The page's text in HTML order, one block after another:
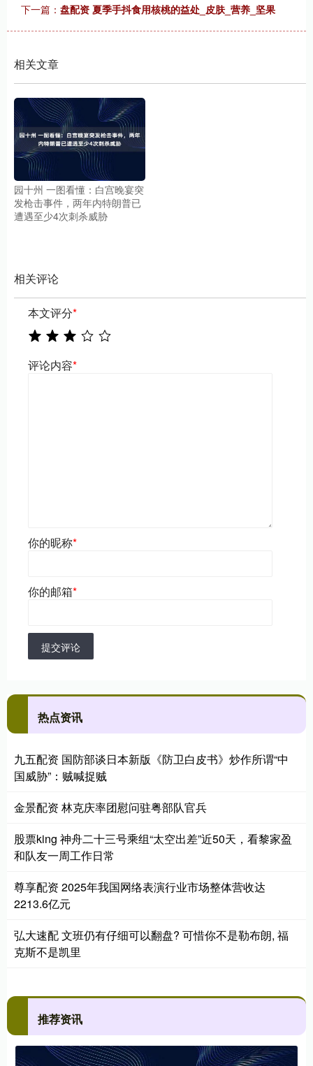
下一篇： 盘配资 夏季手抖食用核桃的益处_皮肤_营养_坚果
相关文章
园十州 一图看懂：白宫晚宴突
发枪击事件，两年内特朗普已
遭遇至少4次刺杀威胁
相关评论
本文评分*
评论内容*
你的昵称*
你的邮箱*
提交评论
热点资讯
九五配资 国防部谈日本新版《防卫白皮书》炒作所谓“中
国威胁”：贼喊捉贼
金景配资 林克庆率团慰问驻粤部队官兵
股票king 神舟二十三号乘组“太空出差”近50天，看黎家盈
和队友一周工作日常
尊享配资 2025年我国网络表演行业市场整体营收达
2213.6亿元
弘大速配 文班仍有仔细可以翻盘? 可惜你不是勒布朗, 福
克斯不是凯里
推荐资讯